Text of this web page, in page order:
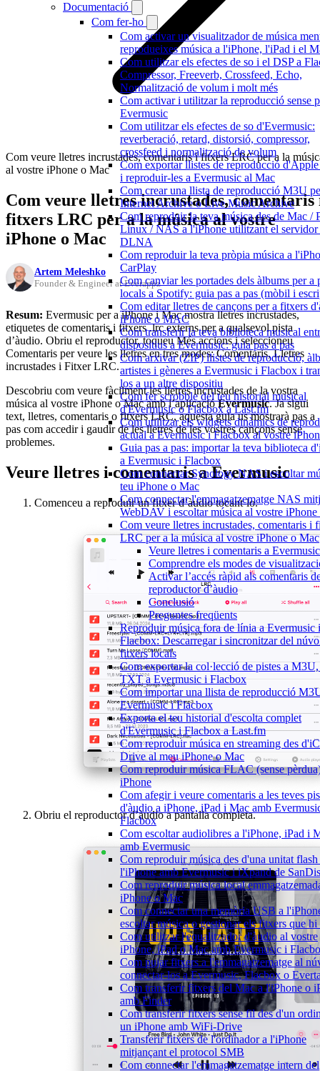
Documentació
Com fer-ho
Com activar un visualitzador de música
reprodueixes música a l'iPhone, l'iPad i el
Com utilitzar els efectes de so i el DSP a
Compressor, Freeverb, Crossfeed, Echo,
Normalització de volum i molt més
Com activar i utilitzar la reproducció sense
Evermusic
Com utilitzar els efectes de so d'Evermusic:
reverberació, retard, distorsió, compressor,
crossfeed i normalització de volum
Com exportar llistes de reproducció
i reproduir-les a Evermusic al Mac
Com crear una llista de reproducció M3U
Internet Archive o Live Music Archive
Com reproduir la teva música des de Mac /
Linux / NAS a l'iPhone utilitzant el
DLNA
Com reproduir la teva pròpia música a
CarPlay
Com canviar les portades dels àlbums per a
locals a Spotify: guia pas a pas (mòbil i
Com editar lletres de cançons per a fitxers
iPhone o MAC
Com transferir la teva biblioteca musical
dispositius a Evermusic: guia pas a pas
Com arxivar (ZIP) llistes de reproducció,
artistes i gèneres a Evermusic i Flacbox i
los a un altre dispositiu
Com fer scrobble del teu historial musical
d'Evermusic o Flacbox a Last.fm
Com utilitzar els widgets dinàmics de
actual a Evermusic i Flacbox al vostre
Guia pas a pas: importar la teva biblioteca
a Evermusic i Flacbox
Com connectar Synology NAS i escoltar
teu iPhone o Mac
Com connectar l'emmagatzematge NAS
WebDAV i escoltar música al vostre
Com veure lletres incrustades, comentaris i
LRC per a la música al vostre iPhone o Mac
Veure lletres i comentaris a Evermusic
Comprendre els modes de
Activar l’accés ràpid als comentaris
reproductor d’àudio
Conclusió
Preguntes freqüents
Reproduir música fora de línia a Evermusic i
Flacbox: Descarregar i sincronitzar del
fitxers locals
Com exportar la col·lecció de pistes a
TXT a Evermusic i Flacbox
Com importar una llista de reproducció
Evermusic i Flacbox
Exporta el teu historial d'escolta complet
d'Evermusic i Flacbox a Last.fm
Com reproduir música en streaming des
Drive al meu iPhone o Mac
Com reproduir música FLAC (sense
iPhone
Com afegir i veure comentaris a les teves
d'àudio a iPhone, iPad i Mac amb
Flacbox
Com escoltar audiolibres a l'iPhone, iPad i
amb Evermusic
Com reproduir música des d'una unitat
l'iPhone amb Evermusic i iXpand de
Com reproduir música local
iPhone o Mac
Com connectar una memòria USB a
escoltar música o gestionar els fitxers que hi
Com utilitzar l'equalitzador d'àudio al vostre
iPhone, iPad o Mac amb Evermusic i
Com pujar fitxers a l'emmagatzematge al
connectar-los a Evermusic, Flacbox o
Com transferir fitxers del Mac a l'iPhone o
amb Finder
Com transferir fitxers sense fil des d'un
un iPhone amb WiFi-Drive
Transferir fitxers de l'ordinador a l'iPhone
mitjançant el protocol SMB
Com connectar l'emmagatzematge intern del
Com veure lletres incrustades, comentaris i fitxers LRC per a la
al vostre iPhone o Mac
Com veure lletres incrustades, comentaris
fitxers LRC per a la música al vostre
iPhone o Mac
Artem Meleshko
Founder & Engineer at Everappz
Resum: Evermusic per a iPhone i Mac mostra lletres incrustades,
etiquetes de comentaris i fitxers .lrc externs per a qualsevol pista
d’àudio. Obriu el reproductor, toqueu Més accions i seleccioneu
Comentaris per veure les lletres en tres modes: Comentaris, Lletres
incrustades i Fitxer LRC.
Descobriu com veure fàcilment les lletres incrustades de la vostra
música al vostre iPhone o Mac amb l’aplicacióEvermusic. Ja sigui
text, lletres, comentaris o fitxers LRC, aquesta guia us mostrarà pas a
pas com accedir i gaudir de les lletres de les vostres cançons sense
problemes.
Veure lletres i comentaris a Evermusic
Comenceu a reproduir un fitxer d’àudio tocant-lo.
Obriu el reproductor d’àudio a pantalla completa.